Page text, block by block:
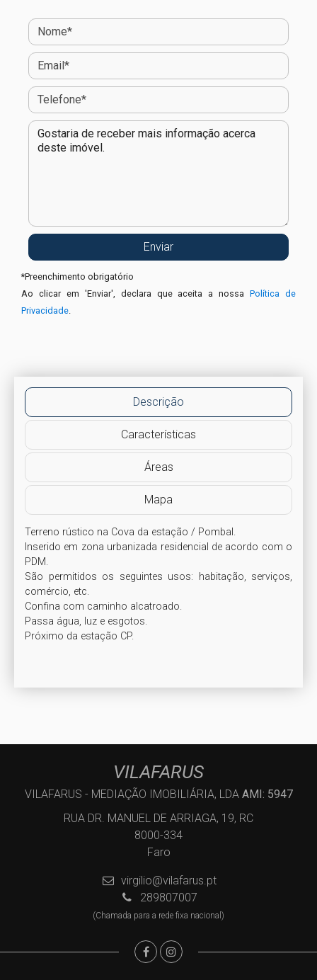
*Preenchimento obrigatório
Ao clicar em 'Enviar', declara que aceita a nossaPolítica de
Privacidade
Descrição
Características
Áreas
Mapa
Terreno rústico na Cova da estação / Pombal.
Inserido em zona urbanizada residencial de acordo com o
PDM.
São permitidos os seguintes usos: habitação, serviços,
comércio, etc.
Confina com caminho alcatroado.
Passa água, luz e esgotos.
Próximo da estação CP.
VILAFARUS
VILAFARUS - MEDIAÇÃO IMOBILIÁRIA, LDA AMI: 5947
RUA DR. MANUEL DE ARRIAGA, 19, RC
8000-334
Faro
virgilio@vilafarus.pt
289807007
(Chamada para a rede fixa nacional)